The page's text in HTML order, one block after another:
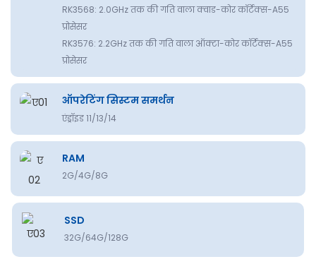
RK3568: 2.0GHz तक की गति वाला क्वाड-कोर कॉर्टेक्स-A55
प्रोसेसर
RK3576: 2.2GHz तक की गति वाला ऑक्टा-कोर कॉर्टेक्स-A55
प्रोसेसर
ऑपरेटिंग सिस्टम समर्थन
एंड्रॉइड 11/13/14
RAM
2G/4G/8G
SSD
32G/64G/128G